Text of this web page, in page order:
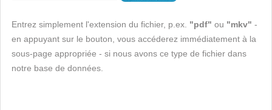
Entrez simplement l'extension du fichier, p.ex. "pdf" ou "mkv" -
en appuyant sur le bouton, vous accéderez immédiatement à la
sous-page appropriée - si nous avons ce type de fichier dans
notre base de données.